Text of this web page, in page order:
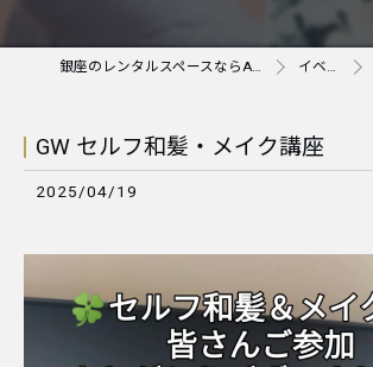
銀座のレンタルスペースならAnother ONE＋ イベント
GW セルフ和髪・メイク講座
2025/04/19